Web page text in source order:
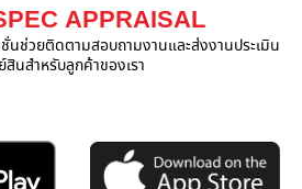
APPRAISAL
นช่วยติดตามสอบถามงานและส่งงานประเมิน
นสำหรับลูกค้าของเรา